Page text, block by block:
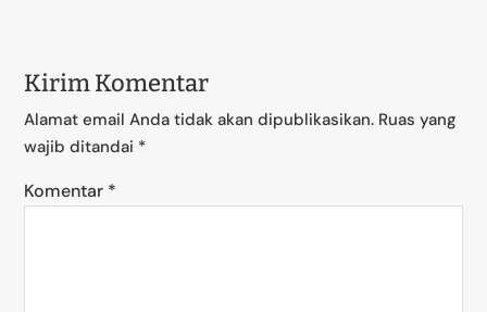
Kirim Komentar
Alamat email Anda tidak akan dipublikasikan. Ruas yang
wajib ditandai *
Komentar *